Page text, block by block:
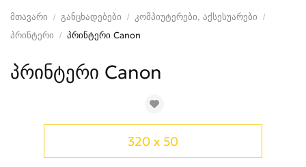
მთავარი განცხადებები
კომპიუტერები, აქსესუარები
პრინტერი
პრინტერი Canon
პრინტერი Canon
320 x 50